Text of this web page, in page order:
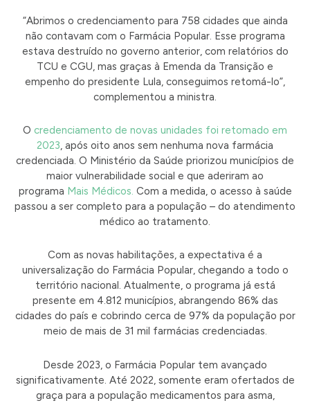
“Abrimos o credenciamento para 758 cidades que ainda
não contavam com o Farmácia Popular. Esse programa
estava destruído no governo anterior, com relatórios do
TCU e CGU, mas graças à Emenda da Transição e
empenho do presidente Lula, conseguimos retomá-lo”,
complementou a ministra.
O credenciamento de novas unidades foi retomado em
2023, após oito anos sem nenhuma nova farmácia
credenciada. O Ministério da Saúde priorizou municípios de
maior vulnerabilidade social e que aderiram ao
programa Mais Médicos. Com a medida, o acesso à saúde
passou a ser completo para a população – do atendimento
médico ao tratamento.
Com as novas habilitações, a expectativa é a
universalização do Farmácia Popular, chegando a todo o
território nacional. Atualmente, o programa já está
presente em 4.812 municípios, abrangendo 86% das
cidades do país e cobrindo cerca de 97% da população por
meio de mais de 31 mil farmácias credenciadas.
Desde 2023, o Farmácia Popular tem avançado
significativamente. Até 2022, somente eram ofertados de
graça para a população medicamentos para asma,